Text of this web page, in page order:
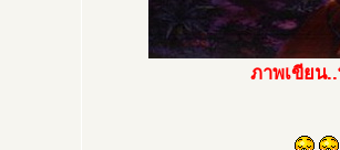
ภาพเขียน